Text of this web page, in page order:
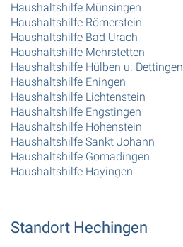
Haushaltshilfe Münsingen
Haushaltshilfe Römerstein
Haushaltshilfe Bad Urach
Haushaltshilfe Mehrstetten
Haushaltshilfe Hülben u. Dettingen
Haushaltshilfe Eningen
Haushaltshilfe Lichtenstein
Haushaltshilfe Engstingen
Haushaltshilfe Hohenstein
Haushaltshilfe Sankt Johann
Haushaltshilfe Gomadingen
Haushaltshilfe Hayingen
Standort Hechingen